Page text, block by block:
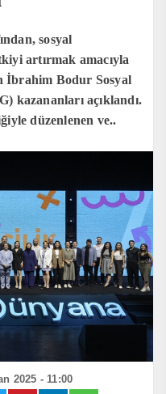
sosyal
artırmak amacıyla
İbrahim Bodur Sosyal
kazananları açıklandı.
düzenlenen ve..
2025 - 11:00